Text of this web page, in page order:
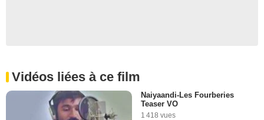
Vidéos liées à ce film
Naiyaandi-Les Fourberies
Teaser VO
1 418 vues